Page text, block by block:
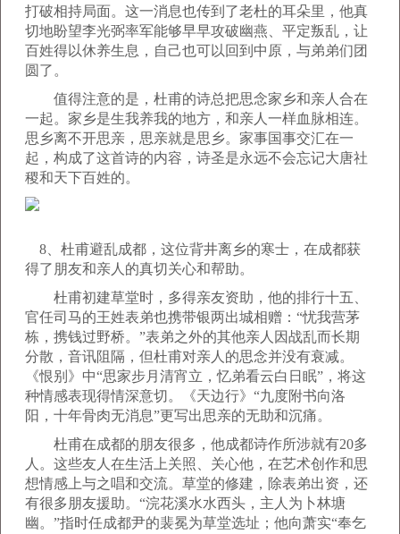
打破相持局面。这一消息也传到了老杜的耳朵里，他真
切地盼望李光弼率军能够早早攻破幽燕、平定叛乱，让
百姓得以休养生息，自己也可以回到中原，与弟弟们团
圆了。
值得注意的是，杜甫的诗总把思念家乡和亲人合在
一起。家乡是生我养我的地方，和亲人一样血脉相连。
思乡离不开思亲，思亲就是思乡。家事国事交汇在一
起，构成了这首诗的内容，诗圣是永远不会忘记大唐社
稷和天下百姓的。
8、杜甫避乱成都，这位背井离乡的寒士，在成都获
得了朋友和亲人的真切关心和帮助。
杜甫初建草堂时，多得亲友资助，他的排行十五、
官任司马的王姓表弟也携带银两出城相赠：“忧我营茅
栋，携钱过野桥。”表弟之外的其他亲人因战乱而长期
分散，音讯阻隔，但杜甫对亲人的思念并没有衰减。
《恨别》中“思家步月清宵立，忆弟看云白日眠”，将这
种情感表现得情深意切。《天边行》“九度附书向洛
阳，十年骨肉无消息”更写出思亲的无助和沉痛。
杜甫在成都的朋友很多，他成都诗作所涉就有20多
人。这些友人在生活上关照、关心他，在艺术创作和思
想情感上与之唱和交流。草堂的修建，除表弟出资，还
有很多朋友援助。“浣花溪水水西头，主人为卜林塘
幽。”指时任成都尹的裴冕为草堂选址；他向萧实“奉乞